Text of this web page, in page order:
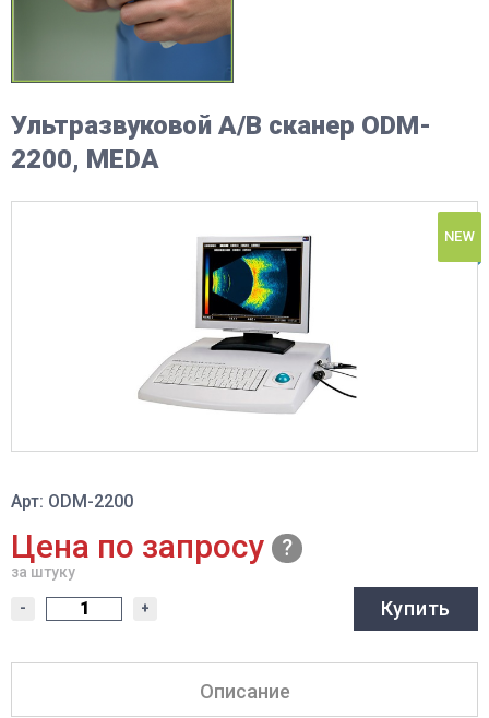
Ультразвуковой A/B сканер ODM-
2200, MEDA
NEW
Арт: ODM-2200
Цена по запросу
за штуку
- + Купить
Описание